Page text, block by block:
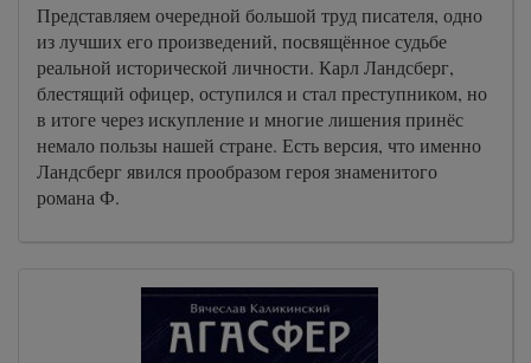
Представляем очередной большой труд писателя, одно
из лучших его произведений, посвящённое судьбе
реальной исторической личности. Карл Ландсберг,
блестящий офицер, оступился и стал преступником, но
в итоге через искупление и многие лишения принёс
немало пользы нашей стране. Есть версия, что именно
Ландсберг явился прообразом героя знаменитого
романа Ф.